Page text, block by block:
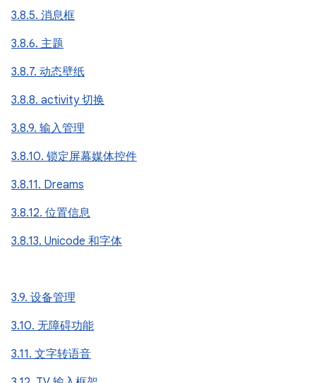
3.8.5. 消息框
3.8.6. 主题
3.8.7. 动态壁纸
3.8.8. activity 切换
3.8.9. 输入管理
3.8.10. 锁定屏幕媒体控件
3.8.11. Dreams
3.8.12. 位置信息
3.8.13. Unicode 和字体
3.9. 设备管理
3.10. 无障碍功能
3.11. 文字转语音